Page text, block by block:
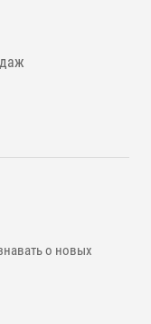
о новых